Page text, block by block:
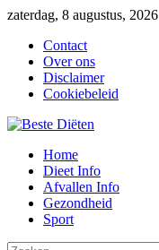
zaterdag, 8 augustus, 2026
Contact
Over ons
Disclaimer
Cookiebeleid
Home
Dieet Info
Afvallen Info
Gezondheid
Sport